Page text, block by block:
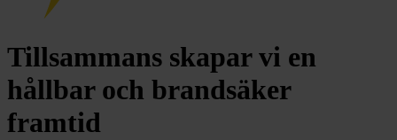
Tillsammans skapar vi en
hållbar och brandsäker
framtid